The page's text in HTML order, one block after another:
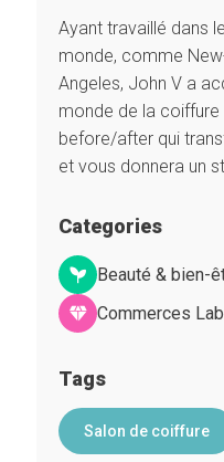
Ayant travaillé dans
monde, comme
Angeles, John V a
monde de la
before/after qui
et vous donnera un
Categories
Beauté & bien-
Commerces
Tags
Salon de coiffure